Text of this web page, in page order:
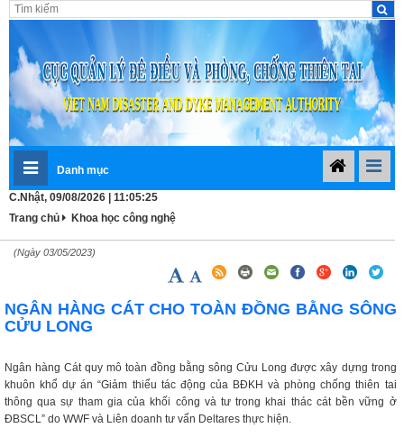
Danh mục
C.Nhật, 09/08/2026 | 11:05:26
Trang chủ
Khoa học công nghệ
(Ngày 03/05/2023)
NGÂN HÀNG CÁT CHO TOÀN ĐỒNG BẰNG SÔNG
CỬU LONG
Ngân hàng Cát quy mô toàn đồng bằng sông Cửu Long được xây dựng trong
khuôn khổ dự án “Giảm thiểu tác động của BĐKH và phòng chống thiên tai
thông qua sự tham gia của khối công và tư trong khai thác cát bền vững ở
ĐBSCL” do WWF và Liên doanh tư vấn Deltares thực hiện.